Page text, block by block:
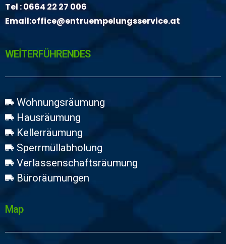
Tel :0664 22 27 006
Email:office@entruempelungsservice.at
WEİTERFÜHRENDES
Wohnungsräumung
Hausräumung
Kellerräumung
Sperrmüllabholung
Verlassenschaftsräumung
Büroräumungen
Map